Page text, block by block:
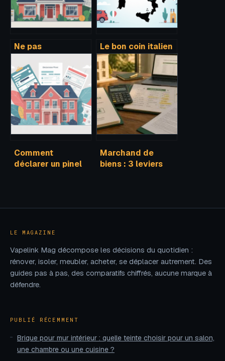
Ne pas
prêt immobilier
après la vente :
que disent
vraiment la loi et
les forums ?
Le bon coin italien
: les meilleurs
sites pour acheter
et vendre en italie
Comment
déclarer un pinel
Marchand de
biens : 3 leviers
requalification
LE MAGAZINE
Vapelink Mag décompose les décisions du quotidien :
rénover, isoler, meubler, acheter, se déplacer autrement. Des
guides pas à pas, des comparatifs chiffrés, aucune marque à
défendre.
PUBLIÉ RÉCEMMENT
Brique pour mur intérieur : quelle teinte choisir pour un salon,
une chambre ou une cuisine ?